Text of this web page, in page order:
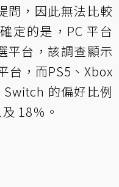
問，因此無法比較
定的是，PC 平台
平台，該調查顯示
台，而PS5、Xbox
的偏好比例
18％。